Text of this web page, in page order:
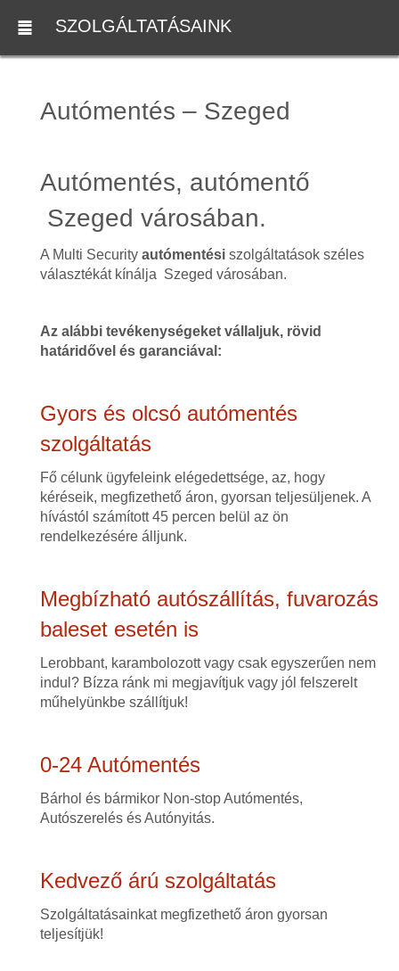
SZOLGÁLTATÁSAINK
Autómentés – Szeged
Autómentés, autómentő
Szeged városában.
A Multi Security autómentésiszolgáltatások széles
választékát kínálja Szeged városában.
Az alábbi tevékenységeket vállaljuk, rövid
határidővel és garanciával:
Gyors és olcsó autómentés
szolgáltatás
Fő célunk ügyfeleink elégedettsége, az, hogy
kéréseik, megfizethető áron, gyorsan teljesüljenek. A
hívástól számított 45 percen belül az ön
rendelkezésére álljunk.
Megbízható autószállítás, fuvarozás
baleset esetén is
Lerobbant, karambolozott vagy csak egyszerűen nem
indul? Bízza ránk mi megjavítjuk vagy jól felszerelt
műhelyünkbe szállítjuk!
0-24 Autómentés
Bárhol és bármikor Non-stop Autómentés,
Autószerelés és Autónyitás.
Kedvező árú szolgáltatás
Szolgáltatásainkat megfizethető áron gyorsan
teljesítjük!